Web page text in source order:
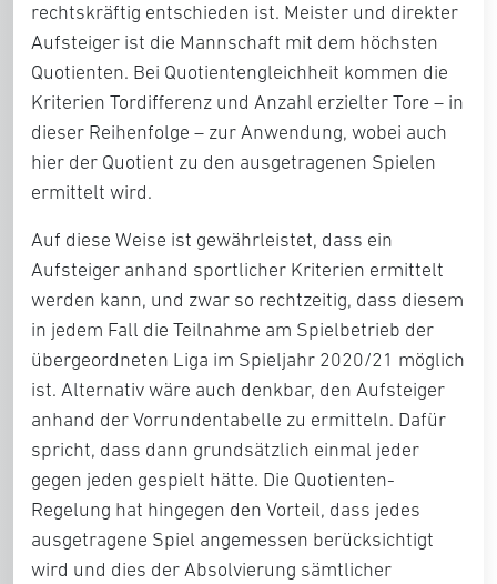
rechtskräftig entschieden ist. Meister und direkter
Aufsteiger ist die Mannschaft mit dem höchsten
Quotienten. Bei Quotientengleichheit kommen die
Kriterien Tordifferenz und Anzahl erzielter Tore – in
dieser Reihenfolge – zur Anwendung, wobei auch
hier der Quotient zu den ausgetragenen Spielen
ermittelt wird.
Auf diese Weise ist gewährleistet, dass ein
Aufsteiger anhand sportlicher Kriterien ermittelt
werden kann, und zwar so rechtzeitig, dass diesem
in jedem Fall die Teilnahme am Spielbetrieb der
übergeordneten Liga im Spieljahr 2020/21 möglich
ist. Alternativ wäre auch denkbar, den Aufsteiger
anhand der Vorrundentabelle zu ermitteln. Dafür
spricht, dass dann grundsätzlich einmal jeder
gegen jeden gespielt hätte. Die Quotienten-
Regelung hat hingegen den Vorteil, dass jedes
ausgetragene Spiel angemessen berücksichtigt
wird und dies der Absolvierung sämtlicher